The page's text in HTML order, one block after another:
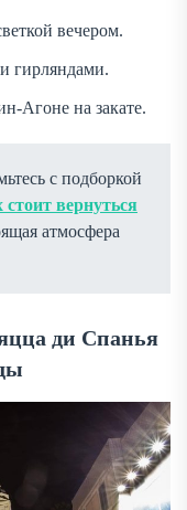
вечером.
гирляндами.
Агоне на закате.
с подборкой
вернуться
атмосфера
ди Спанья